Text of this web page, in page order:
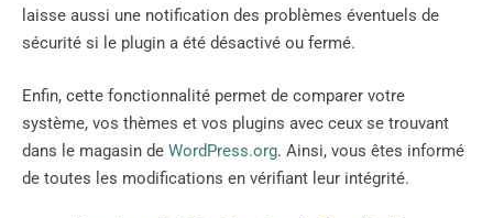
laisse aussi une notification des problèmes éventuels de
sécurité si le plugin a été désactivé ou fermé.
Enfin, cette fonctionnalité permet de comparer votre
système, vos thèmes et vos plugins avec ceux se trouvant
dans le magasin de WordPress.org. Ainsi, vous êtes informé
de toutes les modifications en vérifiant leur intégrité.